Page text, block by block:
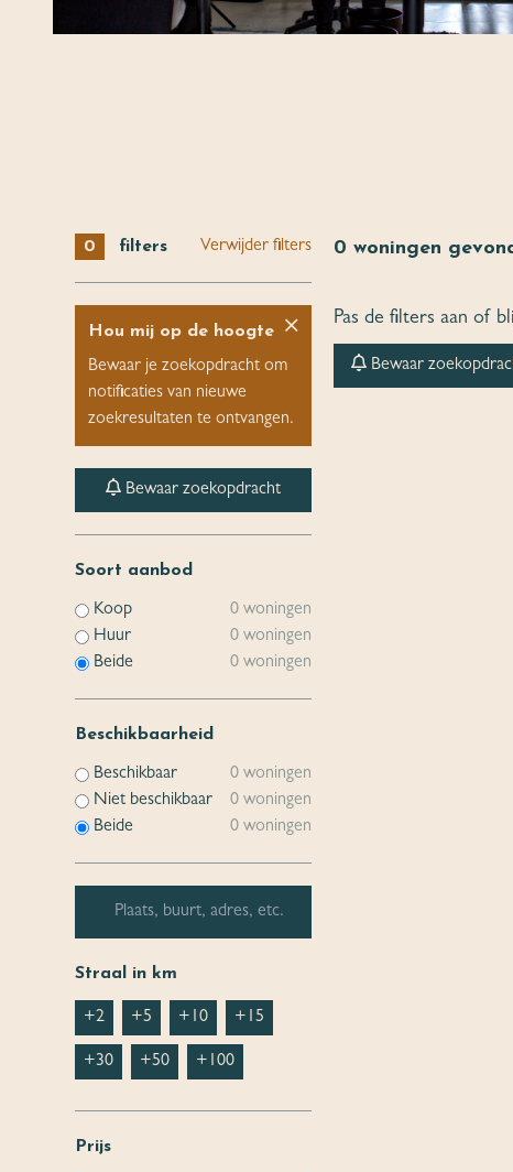
0 filters Verwijder filters
Hou mij op de hoogte
Bewaar je zoekopdracht om
notificaties van nieuwe
zoekresultaten te ontvangen.
Bewaar zoekopdracht
Soort aanbod
Koop
0 woningen
Huur
0 woningen
Beide
0 woningen
Beschikbaarheid
Beschikbaar
0 woningen
Niet beschikbaar
0 woningen
Beide
0 woningen
Straal in km
+2 +5 +10 +15
+30 +50 +100
Prijs
0 woningen
Pas de filters aan of
Bewaar